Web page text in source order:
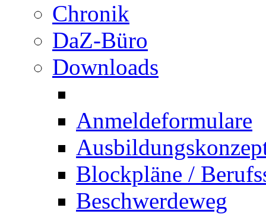
Chronik
DaZ-Büro
Downloads
Anmeldeformulare
Blockpläne /
Beschwerdeweg